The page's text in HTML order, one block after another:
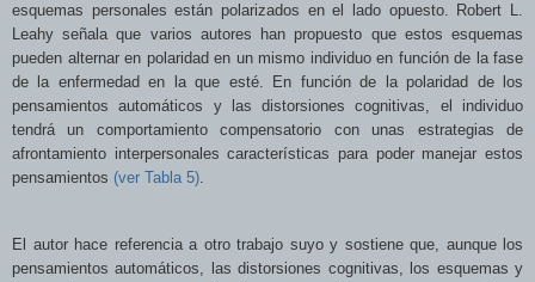
esquemas personales están polarizados en el lado opuesto. Robert L.
Leahy señala que varios autores han propuesto que estos esquemas
pueden alternar en polaridad en un mismo individuo en función de la fase
de la enfermedad en la que esté. En función de la polaridad de los
pensamientos automáticos y las distorsiones cognitivas, el individuo
tendrá un comportamiento compensatorio con unas estrategias de
afrontamiento interpersonales características para poder manejar estos
pensamientos (ver Tabla 5).
El autor hace referencia a otro trabajo suyo y sostiene que, aunque los
pensamientos automáticos, las distorsiones cognitivas, los esquemas y